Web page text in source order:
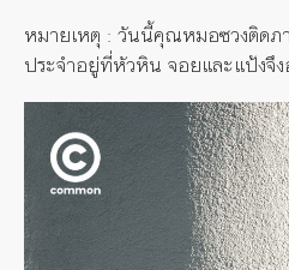
หมายเหตุ : วันนี้คุณหมอซวงติดภ
ประจำอยู่ที่หัวหิน จอยและแป้งจึง